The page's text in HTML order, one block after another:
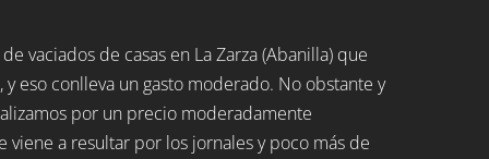
vaciados de casas en La Zarza (Abanilla) que
eso conlleva un gasto moderado. No obstante y
por un precio moderadamente
a resultar por los jornales y poco más de